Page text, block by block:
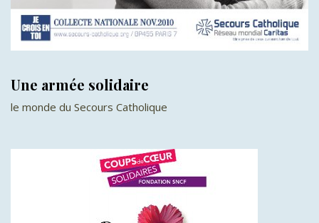
Une armée solidaire
le monde du Secours Catholique